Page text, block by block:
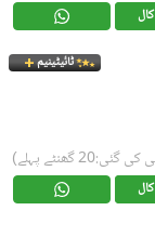
کال
ٹائیٹینیم
گھنٹے پہلے)
کال